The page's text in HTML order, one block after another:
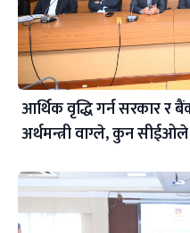
आर्थिक वृद्धि गर्न सरकार र
अर्थमन्त्री वाग्ले, कुन